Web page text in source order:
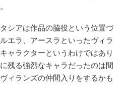
シアは作品の脇役という位置づ
エラ、アースラといったヴィラ
ャラクターというわけではあり
残る強烈なキャラだったのは間
ィランズの仲間入りをするかも